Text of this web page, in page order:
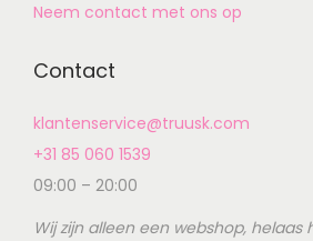
Neem contact met ons op
Contact
klantenservice@truusk.com
+31 85 060 1539
09:00 – 20:00
Wij zijn alleen een webshop, helaas